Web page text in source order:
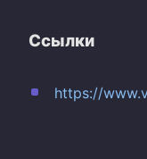
Ссылки
https://